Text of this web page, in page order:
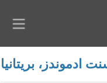
ادموندز، بریتانیا